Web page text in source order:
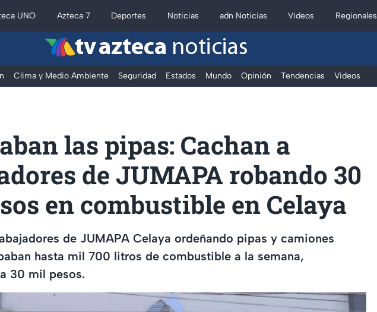
UNO Azteca 7 Deportes Noticias adn Noticias Videos Regionales
tv azteca noticias
Clima y Medio Ambiente Seguridad Estados Mundo Opinión Tendencias Videos
las pipas: Cachan a
de JUMAPA robando 30
en combustible en Celaya
de JUMAPA Celaya ordeñando pipas y camiones
hasta mil 700 litros de combustible a la semana,
30 mil pesos.